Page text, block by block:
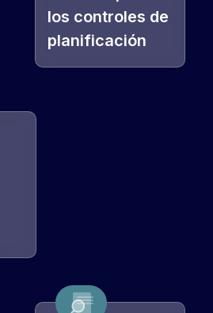
los controles de
planificación